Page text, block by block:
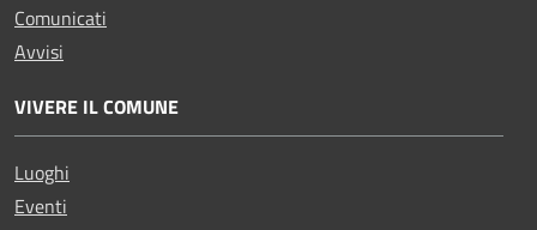
Comunicati
Avvisi
VIVERE IL COMUNE
Luoghi
Eventi